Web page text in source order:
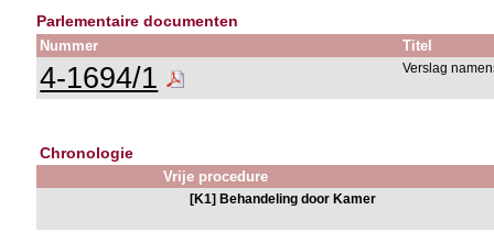
Parlementaire documenten
Nummer Titel
4-1694/1 Verslag
Chronologie
Vrije procedure
[K1] Behandeling door Kamer